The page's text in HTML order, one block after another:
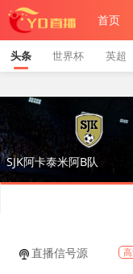
首页
头条 世界杯 英超
SJK阿卡泰米阿B队
直播信号源